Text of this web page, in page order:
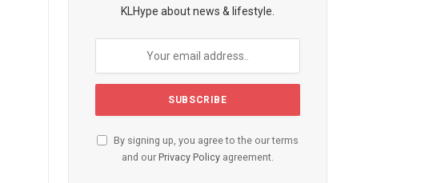
KLHype about news & lifestyle.
By signing up, you agree to the our terms
and our Privacy Policy agreement.